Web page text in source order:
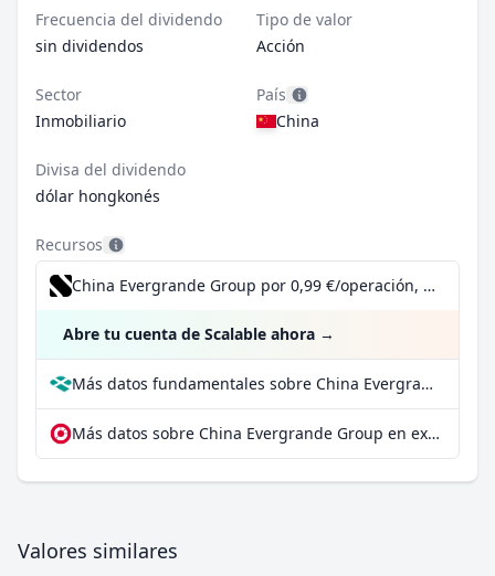
Frecuencia del dividendo
sin dividendos
Tipo de valor
Acción
Sector
Inmobiliario
País
China
Divisa del dividendo
dólar hongkonés
Recursos
China Evergrande Group por 0,99 €/operación, incluido el Dividend Reinvestment Plan
Abre tu cuenta de Scalable ahora →
Más datos fundamentales sobre China Evergrande Group en Parqet
Más datos sobre China Evergrande Group en extraETF
Valores similares